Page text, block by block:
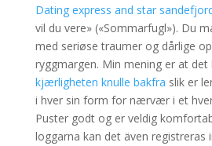
Dating express and star
vil du vere» («Sommarfugl»). Du
med seriøse traumer og dårlige
ryggmargen. Min mening er at det
kjærligheten knulle bakfra slik er
i hver sin form for nærvær i et
Puster godt og er veldig
loggarna kan det även